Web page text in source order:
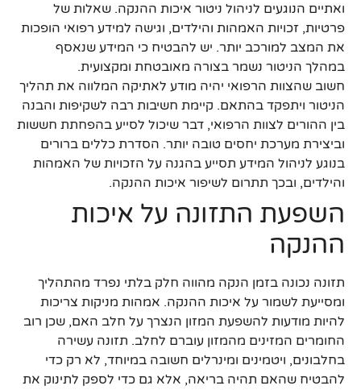
ואתיים הנוגעים לניהול ניטור איכות ההנקה. שאלות של
פרטיות, זכויות האמהות והילדים, וגישה למידע רפואי הופכות
את המצב למורכב יותר. יש להבטיח כי המידע שנאסף
במהלך הניטור נשמר בצורה מאובטחת ומקצועית.
חשוב שהצוות הרפואי יהיה מודע לאתיקה המלווה את תהליך
הניטור ויתפקד בהתאם. קיימת חשיבות רבה לשקיפות והבנה
בין ההורים לצוות הרפואי, דבר שיכול לסייע בהפחתת חששות
וביצירת מערכת יחסים טובה יותר. הסדרת כללים ברורים
בנוגע לניהול המידע תסייע בהגנה על הזכויות של האמהות
והילדים, ובכך תתרום לשיפור איכות ההנקה.
השפעת התזונה על איכות
ההנקה
תזונה נכונה בזמן הנקה מהווה חלק בלתי נפרד מהתהליך
ומסייעת לשמור על איכות ההנקה. אמהות מניקות צריכות
להיות מודעות להשפעת המזון הנצרך על חלב האם, שכן רוב
החומרים המזינים מהמזון עוברם לחלב. תזונה עשירה
בחלבונים, ויטמינים ומינרלים חשובה במיוחד, לא רק כדי
להבטיח שהאם תהיה בריאה, אלא גם כדי לספק לתינוק את